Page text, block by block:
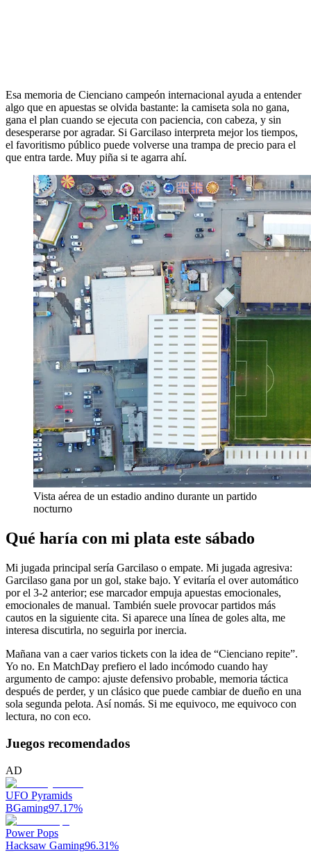
Esa memoria de Cienciano campeón internacional ayuda a entender
algo que en apuestas se olvida bastante: la camiseta sola no gana,
gana el plan cuando se ejecuta con paciencia, con cabeza, y sin
desesperarse por agradar. Si Garcilaso interpreta mejor los tiempos,
el favoritismo público puede volverse una trampa de precio para el
que entra tarde. Muy piña si te agarra ahí.
Vista aérea de un estadio andino durante un partido
nocturno
Qué haría con mi plata este sábado
Mi jugada principal sería Garcilaso o empate. Mi jugada agresiva:
Garcilaso gana por un gol, stake bajo. Y evitaría el over automático
por el 3-2 anterior; ese marcador empuja apuestas emocionales,
emocionales de manual. También suele provocar partidos más
cautos en la siguiente cita. Si aparece una línea de goles alta, me
interesa discutirla, no seguirla por inercia.
Mañana van a caer varios tickets con la idea de “Cienciano repite”.
Yo no. En MatchDay prefiero el lado incómodo cuando hay
argumento de campo: ajuste defensivo probable, memoria táctica
después de perder, y un clásico que puede cambiar de dueño en una
sola segunda pelota. Así nomás. Si me equivoco, me equivoco con
lectura, no con eco.
Juegos recomendados
AD
UFO Pyramids
BGaming97.17%
Power Pops
Hacksaw Gaming96.31%